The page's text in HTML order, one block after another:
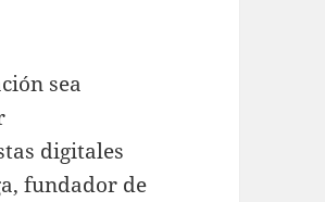
sea
digitales
fundador de